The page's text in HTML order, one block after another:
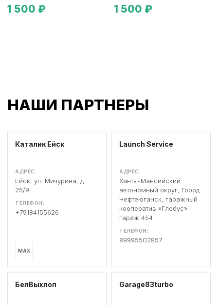
1 500 ₽ 1 500 ₽
НАШИ ПАРТНЕРЫ
Каталик Ейск
АДРЕС:
Ейск, ул. Мичурина, д.
25/9
ТЕЛЕФОН:
+79184155626
MAX
Launch Service
АДРЕС:
Ханты-Мансийский
автономный округ, Город
Нефтеюганск, гаражный
кооператив «Глобус»
гараж 454
ТЕЛЕФОН:
89995502857
БелВыхлоп Garage83turbo